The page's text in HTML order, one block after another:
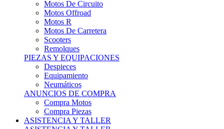
Motos R
Motos De Carretera
Scooters
Remolques
PIEZAS Y EQUIPACIONES
Despieces
Equipamiento
Neumáticos
ANUNCIOS DE COMPRA
Compra Motos
Compra Piezas
ASISTENCIA Y TALLER
ASISTENCIA Y TALLER
Camiones